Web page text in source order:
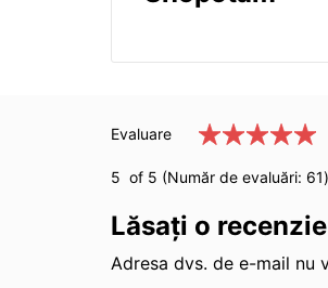
Evaluare
5 of 5 (Număr de evaluări: 61)
Lăsați o recenzie
Adresa dvs. de e-mail nu